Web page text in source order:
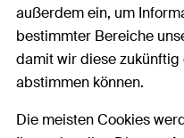
außerdem ein, um
bestimmter Bereiche
damit wir diese
abstimmen können.
Die meisten Cookies